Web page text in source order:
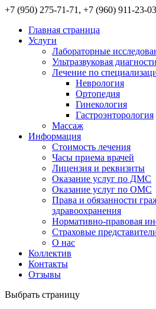
+7 (950) 275-71-71, +7 (960) 911-23-03
Главная страница
Услуги
Лабораторные
Ультразвуковая
Лечение по
Неврология
Ортопедия
Гинекология
Гастроэнторология
Массаж
Информация
Стоимость лечения
Часы приема врачей
Лицензия и реквизиты
Оказание услуг по ДМС
Оказание услуг по ОМС
Права и обязанности
здравоохранения
Нормативно-правовая
Страховые
О нас
Коллектив
Контакты
Отзывы
Выбрать страницу